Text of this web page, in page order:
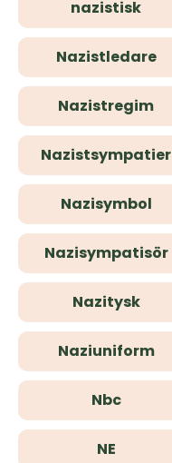
nazistisk
Nazistledare
Nazistregim
Nazistsympatier
Nazisymbol
Nazisympatisör
Nazitysk
Naziuniform
Nbc
NE